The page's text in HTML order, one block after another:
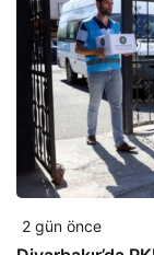
2 gün önce